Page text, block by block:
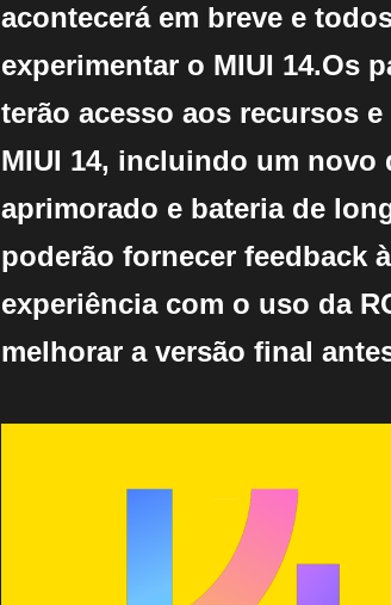
acontecerá em breve e
experimentar o MIUI 14.Os
terão acesso aos recursos
MIUI 14, incluindo um
aprimorado e bateria de
poderão fornecer feedback
experiência com o uso da
melhorar a versão final